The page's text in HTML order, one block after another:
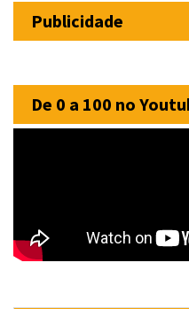
Publicidade
De 0 a 100 no